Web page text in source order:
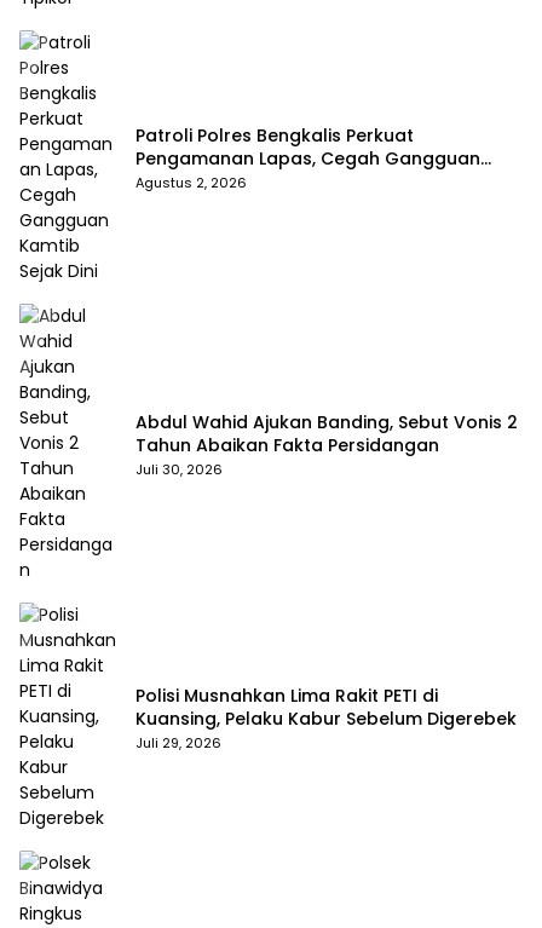
Patroli Polres Bengkalis Perkuat
Pengamanan Lapas, Cegah Gangguan
Kamtib Sejak Dini
Agustus 2, 2026
Abdul Wahid Ajukan Banding, Sebut Vonis 2
Tahun Abaikan Fakta Persidangan
Juli 30, 2026
Polisi Musnahkan Lima Rakit PETI di
Kuansing, Pelaku Kabur Sebelum Digerebek
Juli 29, 2026